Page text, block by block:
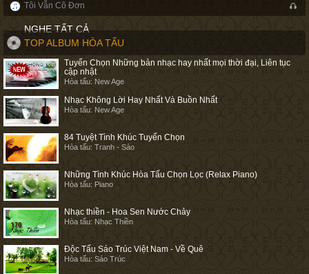
Tôi Vẫn Cô Đơn
NGHE TẤT CẢ
TOP ALBUM HÒA TẤU
Tuyển Chọn Những bản nhạc hay nhất mọi thời đại, Liên tục
cập nhật
Hòa tấu: New Age
Nhạc Không Lời Hay Nhất Và Buồn Nhất
Hòa tấu: New Age
84 Tuyệt Tình Khúc Tuyển Chọn
Hòa tấu: Tranh - Sáo
Những Tình Khúc Hòa Tấu Chọn Lọc (Relax Piano)
Hòa tấu: Piano
Nhạc thiền - Hoa Sen Nước Chảy
Hòa tấu: Nhạc Thiền
Độc Tấu Sáo Trúc Việt Nam - Về Quê
Hòa tấu: Sáo Trúc